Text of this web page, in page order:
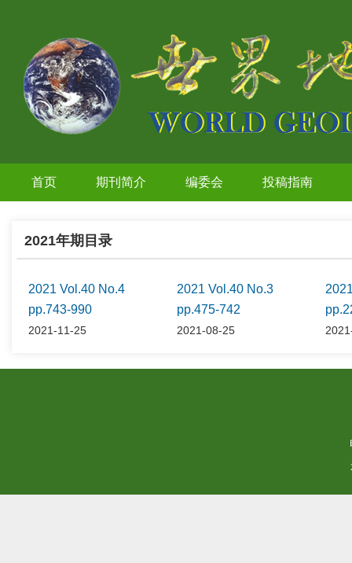
首页 期刊简介 编委会 投稿指南
2021年期目录
2021 Vol.40 No.4
pp.743-990
2021-11-25
2021 Vol.40 No.3
pp.475-742
2021-08-25